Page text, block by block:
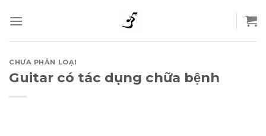
to
content
CHƯA PHÂN LOẠI
Guitar có tác dụng chữa bệnh